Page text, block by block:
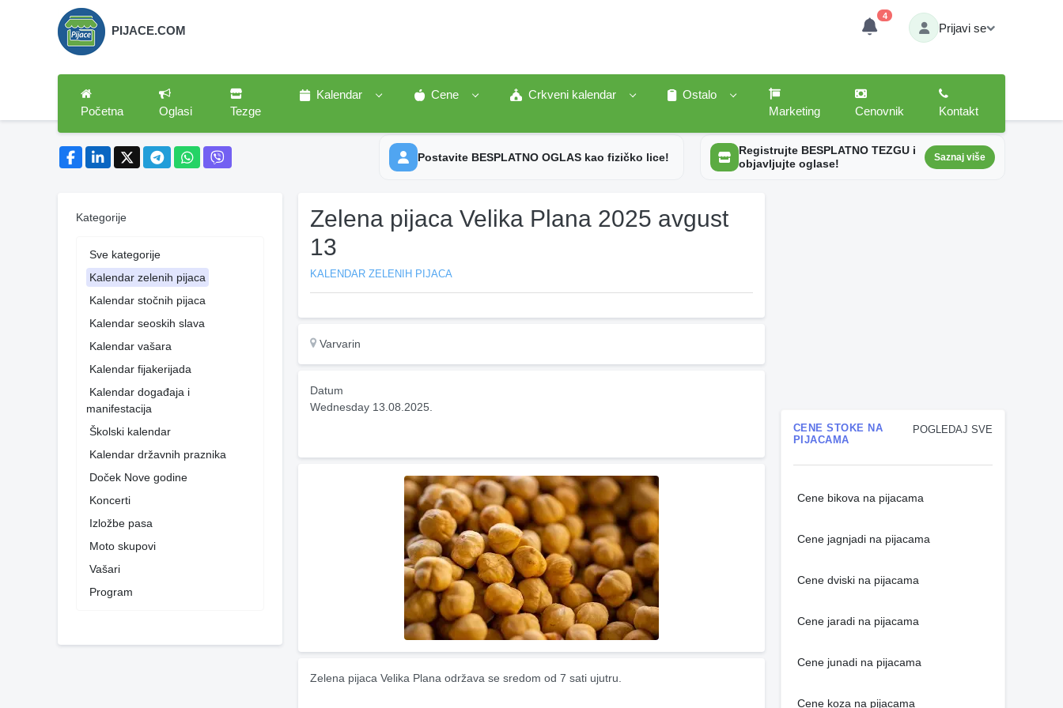
PIJACE.COM
4
Prijavi se
Početna Oglasi Tezge
Kalendar Cene Crkveni kalendar
Ostalo
Marketing
Cenovnik Kontakt
Postavite BESPLATNO OGLAS kao fizičko lice!
Registrujte BESPLATNO TEZGU i
objavljujte oglase!
Saznaj više
Kategorije
Sve kategorije
Kalendar zelenih pijaca
Kalendar stočnih pijaca
Kalendar seoskih slava
Kalendar vašara
Kalendar fijakerijada
Kalendar događaja i
manifestacija
Školski kalendar
Kalendar državnih praznika
Doček Nove godine
Koncerti
Izložbe pasa
Moto skupovi
Vašari
Program
Zelena pijaca Velika Plana 2025 avgust
13
KALENDAR ZELENIH PIJACA
Varvarin
Datum
Wednesday 13.08.2025.
Zelena pijaca Velika Plana održava se sredom od 7 sati ujutru.
POGLEDAJ SVE
CENE STOKE NA
PIJACAMA
Cene bikova na pijacama
Cene jagnjadi na pijacama
Cene dviski na pijacama
Cene jaradi na pijacama
Cene junadi na pijacama
Cene koza na pijacama